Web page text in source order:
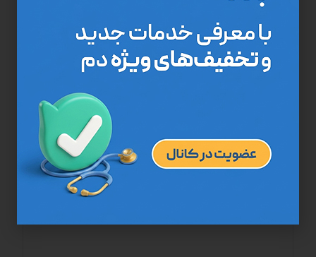
سالمندان پیش از سفر نوروزی، چکاپ انجام دهند